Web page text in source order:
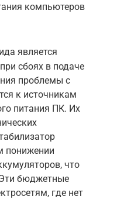
компьютеров
является
сбоях в подаче
проблемы с
к источникам
питания ПК. Их
понижении
что
Эти бюджетные
где нет